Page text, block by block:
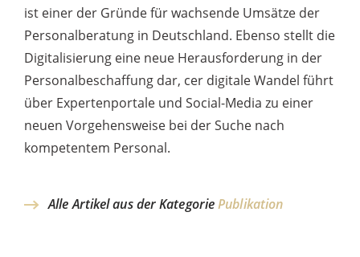
ist einer der Gründe für wachsende Umsätze der
Personalberatung in Deutschland. Ebenso stellt die
Digitalisierung eine neue Herausforderung in der
Personalbeschaffung dar, cer digitale Wandel führt
über Expertenportale und Social-Media zu einer
neuen Vorgehensweise bei der Suche nach
kompetentem Personal.
Alle Artikel aus der KategoriePublikation